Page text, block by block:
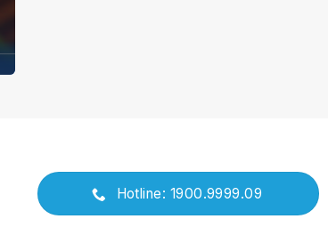
Hotline: 1900.9999.09